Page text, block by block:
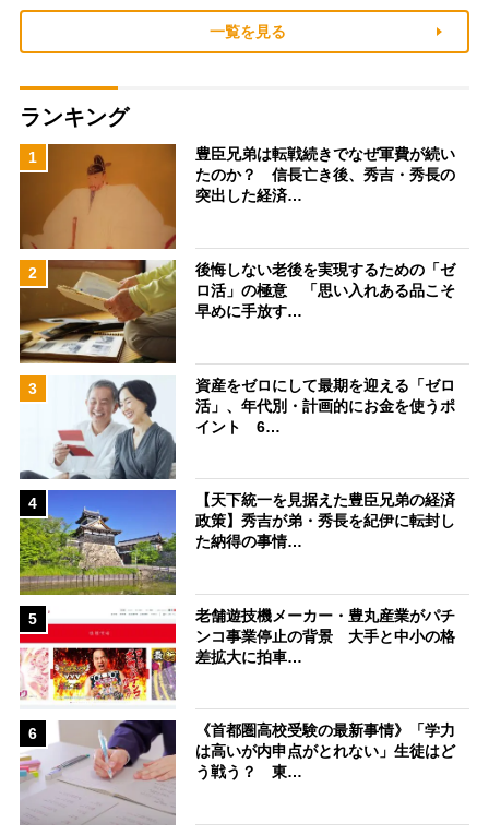
一覧を見る
ランキング
1
豊臣兄弟は転戦続きでなぜ軍費が続い
たのか？ 信長亡き後、秀吉・秀長の
突出した経済…
2
後悔しない老後を実現するための「ゼ
ロ活」の極意 「思い入れある品こそ
早めに手放す…
3
資産をゼロにして最期を迎える「ゼロ
活」、年代別・計画的にお金を使うポ
イント 6…
4
【天下統一を見据えた豊臣兄弟の経済
政策】秀吉が弟・秀長を紀伊に転封し
た納得の事情…
5
老舗遊技機メーカー・豊丸産業がパチ
ンコ事業停止の背景 大手と中小の格
差拡大に拍車…
6
《首都圏高校受験の最新事情》「学力
は高いが内申点がとれない」生徒はど
う戦う？ 東…